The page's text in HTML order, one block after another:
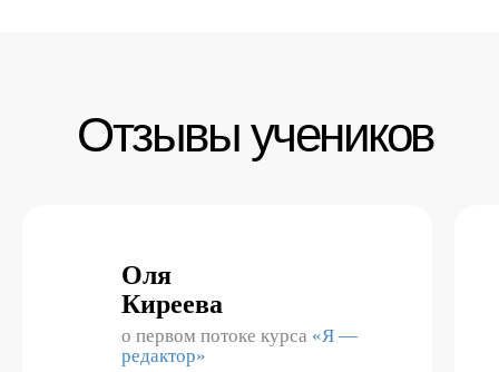
Отзывы учеников
Оля
Киреева
о первом потоке курса «Я —
редактор»